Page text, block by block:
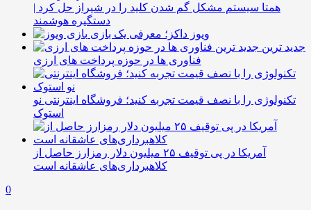
همتا سیستم مشکل گم شدن کلید را در شیراز حل کرد |
دستگیره هوشمند
ویوز داکز؛ معرفی یک بازی
جدید ترین
فناوری ها در حوزه پرداخت های ارزی
تکنولوژی را با نصف قیمت تجربه کنید؛ فروشگاه اینترنتی نو
استوک
آمریکا در پی توقیف ۲۵ میلیون دلار رمزارز حاصل از
کلاهبرداری‌های عاشقانه است
0